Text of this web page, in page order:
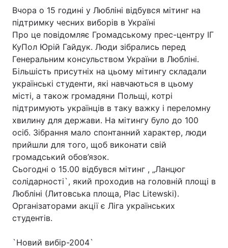
Головна Війна
Україна Політика
Вчора о 15 годині у Любліні відбувся мітинг на
підтримку чесних виборів в Україні
Про це повідомляє Громадському прес-центру ІГ
КуПол Юрій Гайдук. Люди зібрались перед
Генеральним консульством України в Любліні.
Більшість присутніх на цьому мітингу складали
українські студенти, які навчаються в цьому
місті, а також громадяни Польщі, котрі
підтримують українців в таку важку і переломну
хвилину для держави. На мітингу було до 100
осіб. Зібрання мало спонтанний характер, люди
прийшли для того, щоб виконати свій
громадський обов’язок.
Сьогодні о 15.00 відбувся мітинг , „Ланцюг
солідарності`, який проходив на головній площі в
Любліні (Литовська площа, Plac Litewski).
Організаторами акції є Ліга українських
студентів.
`Новий вибір-2004`